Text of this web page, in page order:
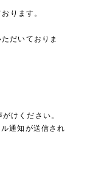
ります。
だいておりま
けください。
通知が送信され